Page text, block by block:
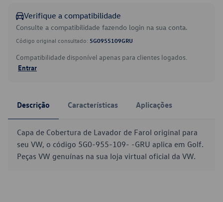
Verifique a compatibilidade
Consulte a compatibilidade fazendo login na sua conta.
Código original consultado: 5G0955109GRU
Compatibilidade disponível apenas para clientes logados.
Entrar
Descrição Características Aplicações
Capa de Cobertura de Lavador de Farol original para
seu VW, o código 5G0-955-109- -GRU aplica em Golf.
Peças VW genuínas na sua loja virtual oficial da VW.